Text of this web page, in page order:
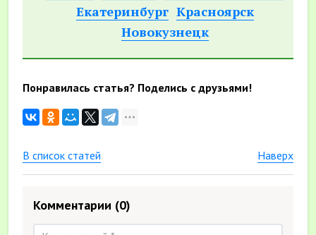
Екатеринбург Красноярск
Новокузнецк
Понравилась статья? Поделись с друзьями!
В список статей Наверх
Комментарии (0)